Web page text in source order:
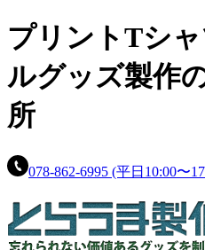
プリントTシャ
ルグッズ製作
所
078-862-6995 (平日10:00〜